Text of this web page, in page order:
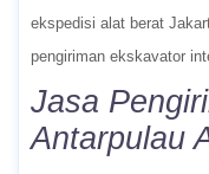
ekspedisi alat berat
pengiriman ekskavator
Jasa
Antarpulau